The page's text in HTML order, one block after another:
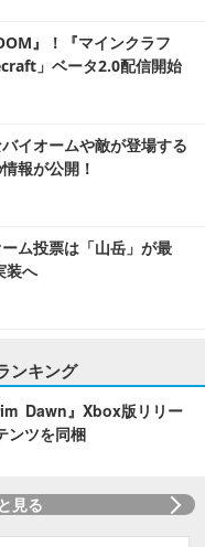
』！『マインクラフ
」ベータ2.0配信開始
イオームや敵が登場する
報が公開！
ム投票は「山岳」が最
装へ
ンキング
Dawn』Xbox版リリー
ンツを同梱
見る